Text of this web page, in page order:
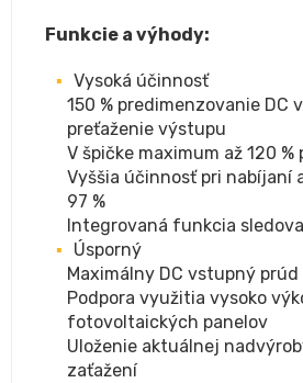
Funkcie a výhody:
Vysoká účinnosť
150 % predimenzovanie DC
preťaženie výstupu
V špičke maximum až 120
Vyššia účinnosť pri nabíjaní
97 %
Integrovaná funkcia
Úsporný
Maximálny DC vstupný prúd
Podpora využitia vysoko
fotovoltaických panelov
Uloženie aktuálnej
zaťažení